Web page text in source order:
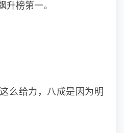
升榜第一。
么给力，八成是因为明